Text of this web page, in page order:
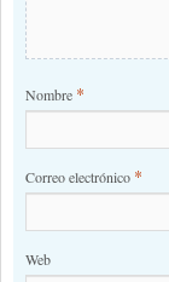
Nombre *
Correo electrónico *
Web